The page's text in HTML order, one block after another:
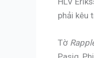
phải kêu
Tờ